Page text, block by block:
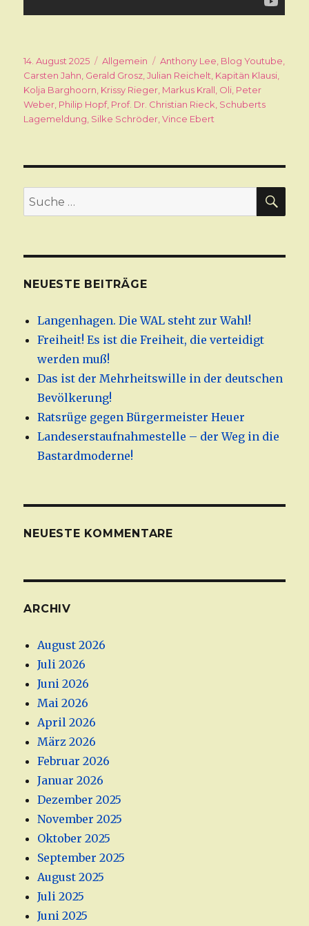
Veröffentlicht
am
14. August 2025 Kategorien
Allgemein Schlagwörter
Anthony Lee, Blog Youtube,
Carsten Jahn, Gerald Grosz,Julian Reichelt, Kapitän Klausi,
Kolja Barghoorn, Krissy Rieger, Markus Krall, Oli, Peter
Weber, Philip Hopf, Prof. Dr. Christian Rieck, Schuberts
Lagemeldung, Silke Schröder,Vince Ebert
Suche
nach:
NEUESTE BEITRÄGE
Langenhagen. Die WAL steht zur Wahl!
Freiheit! Es ist die Freiheit, die verteidigt
werden muß!
Das ist der Mehrheitswille in der deutschen
Bevölkerung!
Ratsrüge gegen Bürgermeister Heuer
Landeserstaufnahmestelle – der Weg in die
Bastardmoderne!
NEUESTE KOMMENTARE
ARCHIV
August 2026
Juli 2026
Juni 2026
Mai 2026
April 2026
März 2026
Februar 2026
Januar 2026
Dezember 2025
November 2025
Oktober 2025
September 2025
August 2025
Juli 2025
Juni 2025